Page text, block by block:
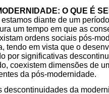
O QUE É
diante de um
um tempo em que as
ordens sociais pós-
tendo em vista que o
por significativas
coexistem dimensões de
da pós-modernidade.
descontinuidades da